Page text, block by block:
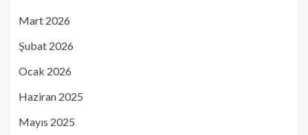
Mart 2026
Şubat 2026
Ocak 2026
Haziran 2025
Mayıs 2025